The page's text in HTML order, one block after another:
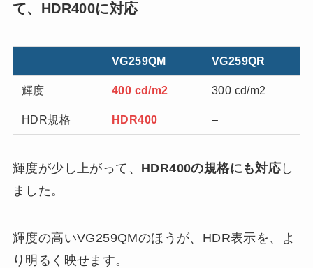
て、HDR400に対応
VG259QM VG259QR
輝度 400 cd/m2 300 cd/m2
HDR規格 HDR400 –
輝度が少し上がって、 HDR400の規格にも対応し
ました。
輝度の高いVG259QMのほうが、HDR表示を、よ
り明るく映せます。